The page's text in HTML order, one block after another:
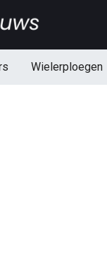
Wielerploegen